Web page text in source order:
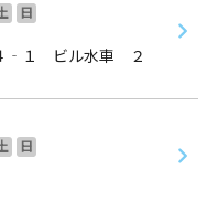
日
‐１ ビル水車 ２
日